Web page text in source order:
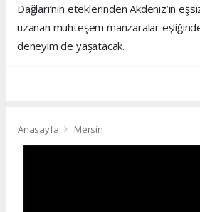
Dağları’nın eteklerinden Akdeniz’in
uzanan muhteşem manzaralar
deneyim de yaşatacak.
Anasayfa Mersin